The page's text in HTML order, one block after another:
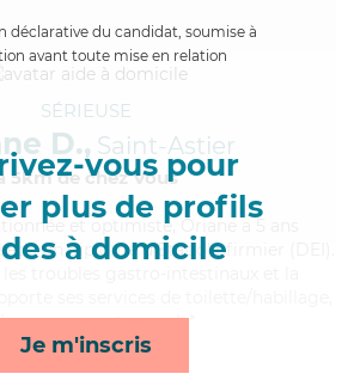
déclarative du candidat, soumise à
avant toute mise en relation
vous pour
plus de profils
à domicile
Je m'inscris
SÉRIEUSE
D., Saint-Astier
5km de chez Vous
et optimiste, Oriane a 5 ans
un diplôme d'Etat d'infirmier (DEI).
repas et rappels*